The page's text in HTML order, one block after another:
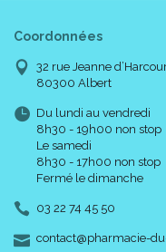
Coordonnées
32 rue Jeanne
80300 Albert
Du lundi au vendredi
8h30 - 19h00 non stop
Le samedi
8h30 - 17h00 non stop
Fermé le dimanche
03 22 74 45 50
contact-
@-
pharmacie-